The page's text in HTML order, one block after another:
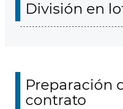
División en
Preparación
contrato